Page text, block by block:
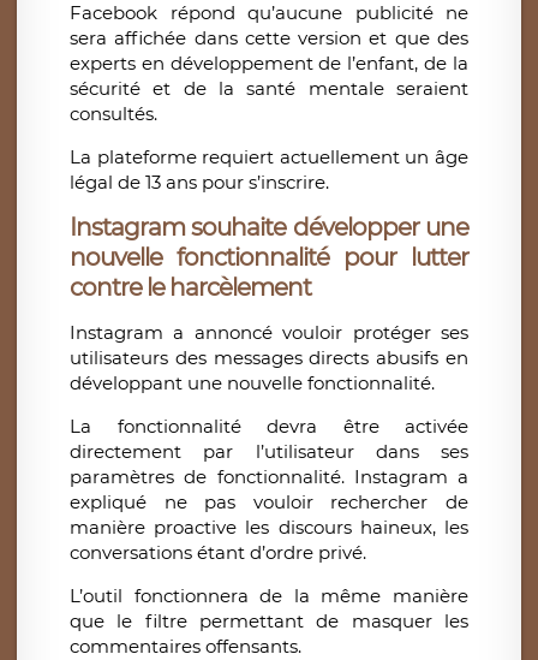
Facebook répond qu’aucune publicité ne
sera affichée dans cette version et que des
experts en développement de l’enfant, de la
sécurité et de la santé mentale seraient
consultés.
La plateforme requiert actuellement un âge
légal de 13 ans pour s’inscrire.
Instagram souhaite développer une
nouvelle fonctionnalité pour lutter
contre le harcèlement
Instagram a annoncé vouloir protéger ses
utilisateurs des messages directs abusifs en
développant une nouvelle fonctionnalité.
La fonctionnalité devra être activée
directement par l’utilisateur dans ses
paramètres de fonctionnalité. Instagram a
expliqué ne pas vouloir rechercher de
manière proactive les discours haineux, les
conversations étant d’ordre privé.
L’outil fonctionnera de la même manière
que le filtre permettant de masquer les
commentaires offensants.